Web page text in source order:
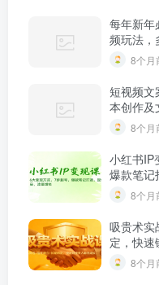
每年新年
频玩法，
8个月
短视频文
本创作及
8个月
小红书IP
爆款笔记
8个月
吸贵术实
定，快速
8个月